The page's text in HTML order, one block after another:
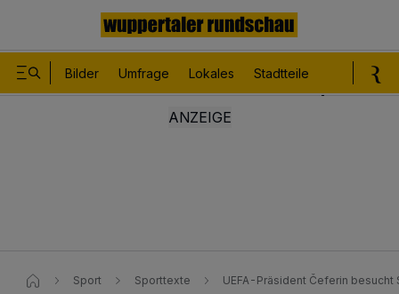
Bilder Umfrage Lokales Stadtteile
Sport Sporttexte UEFA-Präsident Čeferin